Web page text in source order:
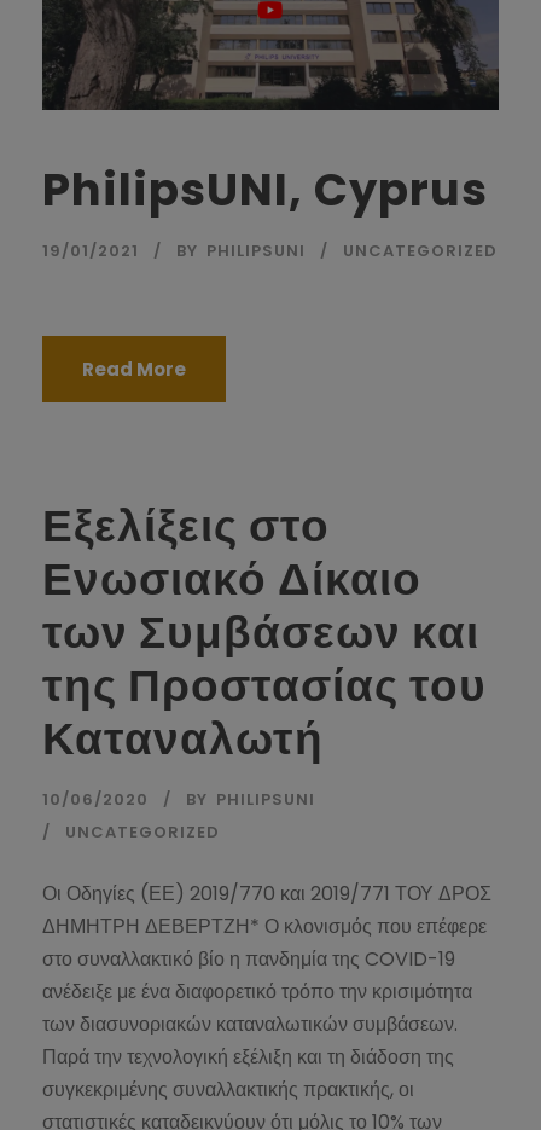
PhilipsUNI, Cyprus
19/01/2021 BY PHILIPSUNI UNCATEGORIZED
Read More
Εξελίξεις στο
Ενωσιακό Δίκαιο
των Συμβάσεων και
της Προστασίας του
Καταναλωτή
10/06/2020 BY PHILIPSUNI
UNCATEGORIZED
Οι Οδηγίες (ΕΕ) 2019/770 και 2019/771 ΤΟΥ ΔΡΟΣ
ΔΗΜΗΤΡΗ ΔΕΒΕΡΤΖΗ* Ο κλονισμός που επέφερε
στο συναλλακτικό βίο η πανδημία της COVID-19
ανέδειξε με ένα διαφορετικό τρόπο την κρισιμότητα
των διασυνοριακών καταναλωτικών συμβάσεων.
Παρά την τεχνολογική εξέλιξη και τη διάδοση της
συγκεκριμένης συναλλακτικής πρακτικής, οι
στατιστικές καταδεικνύουν ότι μόλις το 10% των